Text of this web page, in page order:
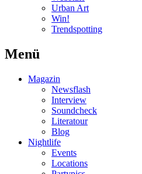
Urban Art
Win!
Trendspotting
Menü
Magazin
Newsflash
Interview
Soundcheck
Literatour
Blog
Nightlife
Events
Locations